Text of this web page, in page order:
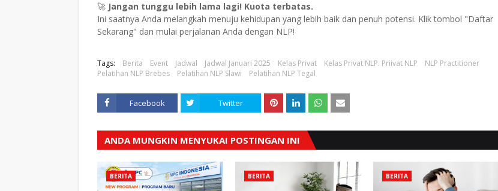
🚀 Jangan tunggu lebih lama lagi! Kuota terbatas.
Ini saatnya Anda melangkah menuju kehidupan yang lebih baik dan penuh potensi. Klik tombol "Daftar
Sekarang" dan mulai perjalanan Anda dengan NLP!
Tags: Berita Event Jadwal Jadwal Januari 2025 Kelas Privat Kelas Privat NLP. Priivat NLP
NLP Practitioner
Pelatihan NLP Brebes
Pelatihan NLP Slawi Pelatihan NLP Tegal
Facebook Twitter
ANDA MUNGKIN MENYUKAI POSTINGAN INI
BERITA BERITA BERITA